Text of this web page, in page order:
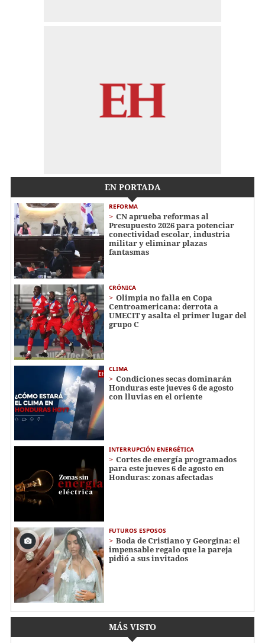
EN PORTADA
REFORMA
CN aprueba reformas al
Presupuesto 2026 para potenciar
conectividad escolar, industria
militar y eliminar plazas
fantasmas
CRÓNICA
Olimpia no falla en Copa
Centroamericana: derrota a
UMECIT y asalta el primer lugar del
grupo C
CLIMA
Condiciones secas dominarán
Honduras este jueves 6 de agosto
con lluvias en el oriente
INTERRUPCIÓN ENERGÉTICA
Cortes de energía programados
para este jueves 6 de agosto en
Honduras: zonas afectadas
FUTUROS ESPOSOS
Boda de Cristiano y Georgina: el
impensable regalo que la pareja
pidió a sus invitados
MÁS VISTO